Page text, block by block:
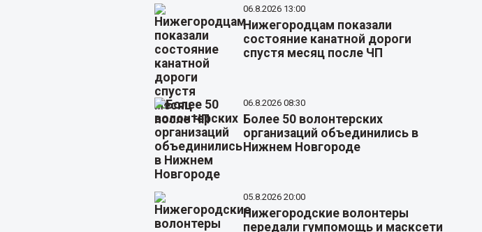
06.8.2026 13:00
Нижегородцам показали
состояние канатной дороги
спустя месяц после ЧП
06.8.2026 08:30
Более 50 волонтерских
организаций объединились в
Нижнем Новгороде
05.8.2026 20:00
Нижегородские волонтеры
передали гумпомощь и масксети